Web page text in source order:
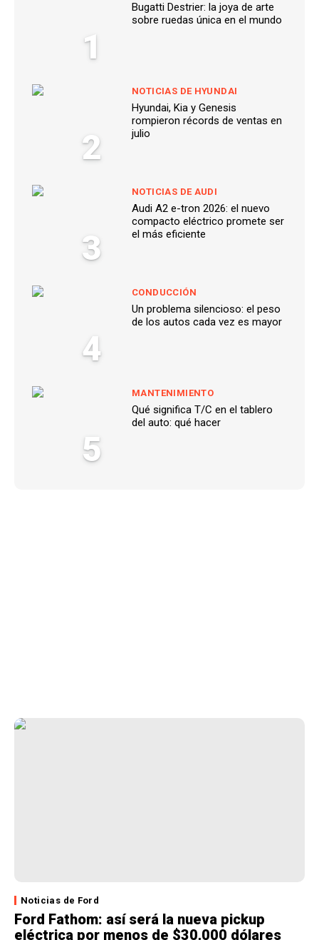
1
Bugatti Destrier: la joya de arte
sobre ruedas única en el mundo
2
NOTICIAS DE HYUNDAI
Hyundai, Kia y Genesis
rompieron récords de ventas en
julio
3
NOTICIAS DE AUDI
Audi A2 e-tron 2026: el nuevo
compacto eléctrico promete ser
el más eficiente
4
CONDUCCIÓN
Un problema silencioso: el peso
de los autos cada vez es mayor
5
MANTENIMIENTO
Qué significa T/C en el tablero
del auto: qué hacer
Noticias de Ford
Ford Fathom: así será la nueva pickup
eléctrica por menos de $30,000 dólares